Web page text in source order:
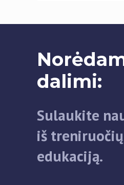
dalimi:
Sulaukite
iš
edukaciją.